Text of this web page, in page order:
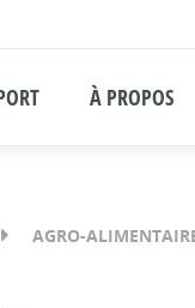
À PROPOS
AGRO-